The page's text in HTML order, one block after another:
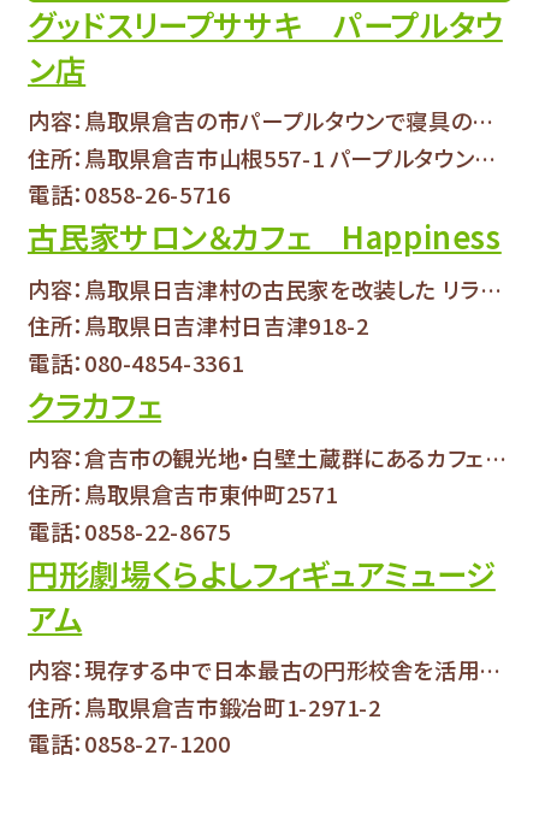
グッドスリープササキ パープルタウ
ン店
内容：鳥取県倉吉の市パープルタウンで寝具の販売...
住所：鳥取県倉吉市山根557-1 パープルタウン本館２階
電話：0858-26-5716
古民家サロン＆カフェ Happiness
内容：鳥取県日吉津村の古民家を改装した リラク...
住所：鳥取県日吉津村日吉津918-2
電話：080-4854-3361
クラカフェ
内容：倉吉市の観光地・白壁土蔵群にあるカフェで...
住所：鳥取県倉吉市東仲町2571
電話：0858-22-8675
円形劇場くらよしフィギュアミュージ
アム
内容：現存する中で日本最古の円形校舎を活用した...
住所：鳥取県倉吉市鍛冶町1-2971-2
電話：0858-27-1200